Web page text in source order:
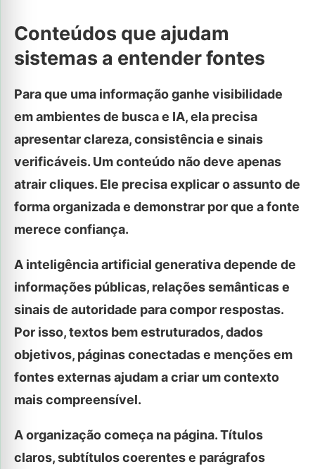
Conteúdos que ajudam
sistemas a entender fontes
Para que uma informação ganhe visibilidade
em ambientes de busca e IA, ela precisa
apresentar clareza, consistência e sinais
verificáveis. Um conteúdo não deve apenas
atrair cliques. Ele precisa explicar o assunto de
forma organizada e demonstrar por que a fonte
merece confiança.
A inteligência artificial generativa depende de
informações públicas, relações semânticas e
sinais de autoridade para compor respostas.
Por isso, textos bem estruturados, dados
objetivos, páginas conectadas e menções em
fontes externas ajudam a criar um contexto
mais compreensível.
A organização começa na página. Títulos
claros, subtítulos coerentes e parágrafos